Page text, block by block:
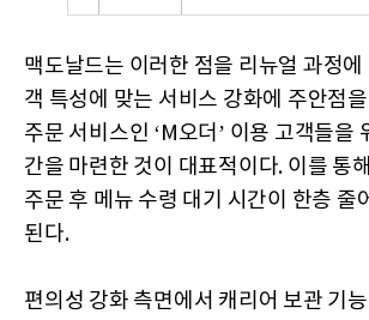
맥도날드는 이러한 점을 리뉴얼 과정에
객 특성에 맞는 서비스 강화에 주안점
주문 서비스인 ‘M오더’ 이용 고객들을
간을 마련한 것이 대표적이다. 이를 통
주문 후 메뉴 수령 대기 시간이 한층 줄
된다.
편의성 강화 측면에서 캐리어 보관 기